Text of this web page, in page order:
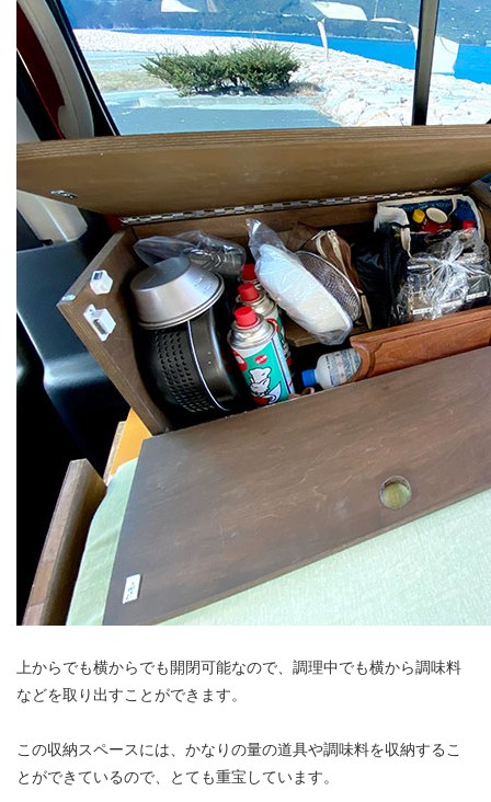
上からでも横からでも開閉可能なので、調理中でも横から調味料
などを取り出すことができます。
この収納スペースには、かなりの量の道具や調味料を収納するこ
とができているので、とても重宝しています。